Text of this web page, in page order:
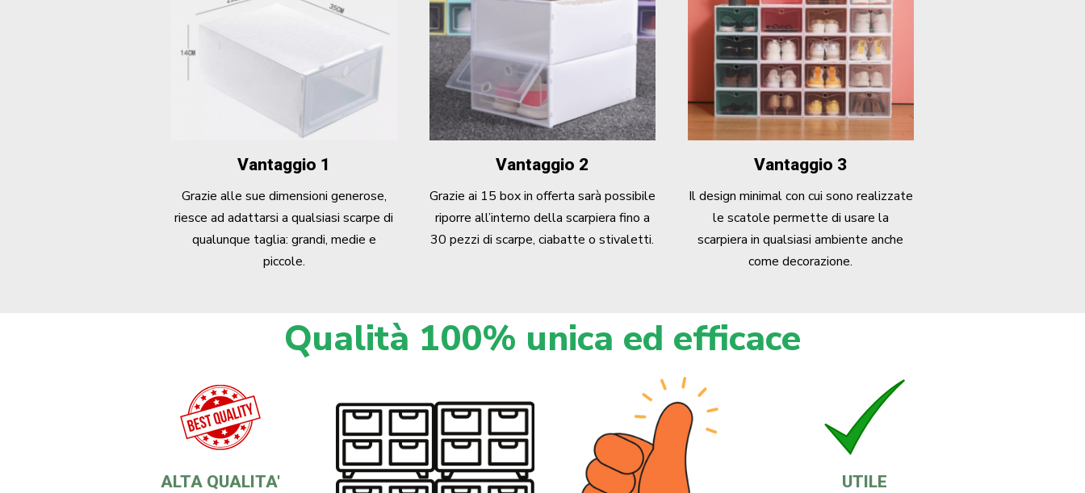
Vantaggio 1
Grazie alle sue dimensioni generose,
riesce ad adattarsi a qualsiasi scarpe di
qualunque taglia: grandi, medie e
piccole.
Vantaggio 2
Grazie ai 15 box in offerta sarà possibile
riporre all’interno della scarpiera fino a
30 pezzi di scarpe, ciabatte o stivaletti.
Vantaggio 3
Il design minimal con cui sono realizzate
le scatole permette di usare la
scarpiera in qualsiasi ambiente anche
come decorazione.
Qualità 100% unica ed efficace
ALTA QUALITA' UTILE